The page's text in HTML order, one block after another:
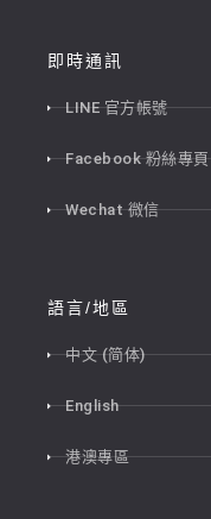
即時通訊
LINE 官方帳號
Facebook 粉絲專頁
Wechat 微信
語言/地區
中文 (简体)
English
港澳專區